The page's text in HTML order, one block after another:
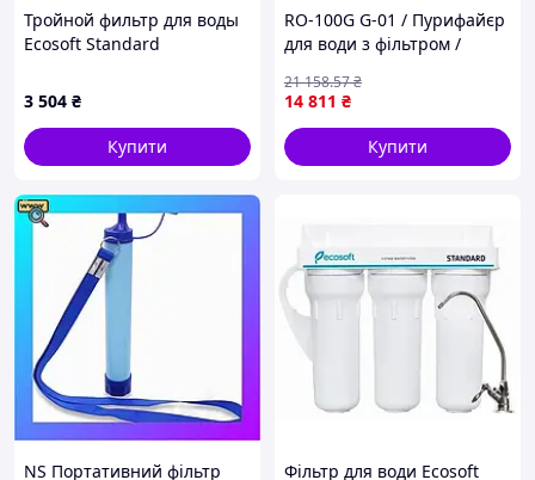
Тройной фильтр для воды
Ecosoft Standard
система
3 504 ₴
Купити
RO-100G G-01 / Пурифайєр
для води з фільтром /
осмосом
14 811 ₴
21 158.57₴
Купити
NS Портативний фільтр Фільтр для води Ecosoft